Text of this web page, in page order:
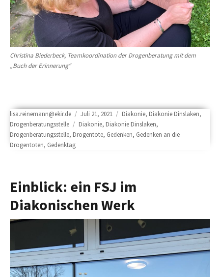
Christina Biederbeck, Teamkoordination der Drogenberatung mit dem
„Buch der Erinnerung“
Author
lisa.reinemann@ekir.de
Posted
on
Juli 21, 2021 Categories
Diakonie, Diakonie Dinslaken,
Drogenberatungsstelle
Tags
Diakonie, Diakonie Dinslaken,
Drogenberatungsstelle, Drogentote, Gedenken, Gedenken an die
Drogentoten, Gedenktag
Einblick: ein FSJ im
Diakonischen Werk